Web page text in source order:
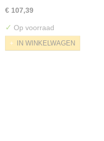
€ 107,39
✓ Op voorraad
IN WINKELWAGEN